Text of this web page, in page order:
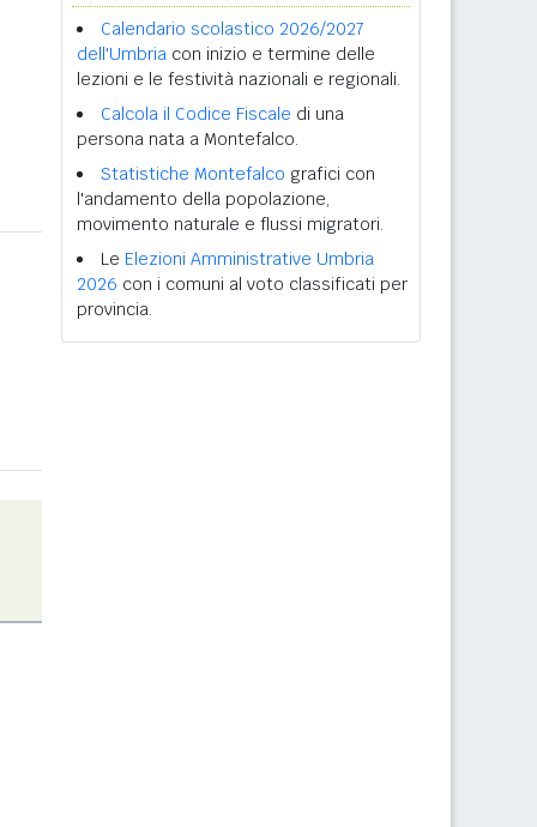
Calendario scolastico 2026/2027
dell'Umbria con inizio e termine delle
lezioni e le festività nazionali e regionali.
Calcola il Codice Fiscale di una
persona nata a Montefalco.
Statistiche Montefalco grafici con
l'andamento della popolazione,
movimento naturale e flussi migratori.
Le Elezioni Amministrative Umbria
2026 con i comuni al voto classificati per
provincia.